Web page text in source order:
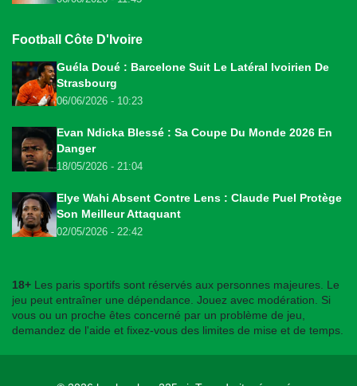
Football Côte D'Ivoire
Guéla Doué : Barcelone Suit Le Latéral Ivoirien De
Strasbourg
06/06/2026 - 10:23
Evan Ndicka Blessé : Sa Coupe Du Monde 2026 En
Danger
18/05/2026 - 21:04
Elye Wahi Absent Contre Lens : Claude Puel Protège
Son Meilleur Attaquant
02/05/2026 - 22:42
18+ Les paris sportifs sont réservés aux personnes majeures. Le
jeu peut entraîner une dépendance. Jouez avec modération. Si
vous ou un proche êtes concerné par un problème de jeu,
demandez de l'aide et fixez-vous des limites de mise et de temps.